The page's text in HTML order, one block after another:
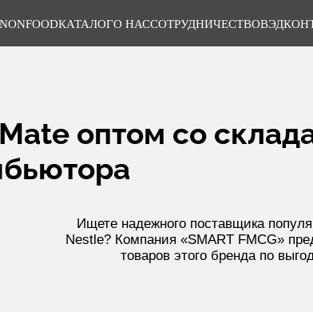
КАТАЛОГО НАССОТРУДНИЧЕСТВОВЭД
оптом со
Ищете надежного поставщика
Nestle? Компания «SMART FMCG»
товаров этого бренда по